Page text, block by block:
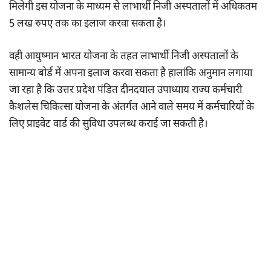
मिलेगी इस योजना के माध्यम से लाभार्थी निजी अस्पतालों में अधिकतम
5 लख रुपए तक का इलाज करवा सकता है।
वही आयुष्मान भारत योजना के तहत लाभार्थी निजी अस्पतालों के
सामान्य बोर्ड में अपना इलाज करवा सकता है हालांकि अनुमान लगाया
जा रहा है कि उत्तर प्रदेश पंडित दीनदयाल उपाध्याय राज्य कर्मचारी
कैशलेस चिकित्सा योजना के अंतर्गत आने वाले समय में कर्मचारियों के
लिए प्राइवेट वार्ड की सुविधा उपलब्ध कराई जा सकती है।